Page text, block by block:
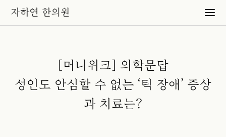
[머니위크] 의학문답
성인도 안심할 수 없는 ‘틱 장애’ 증상
과 치료는?